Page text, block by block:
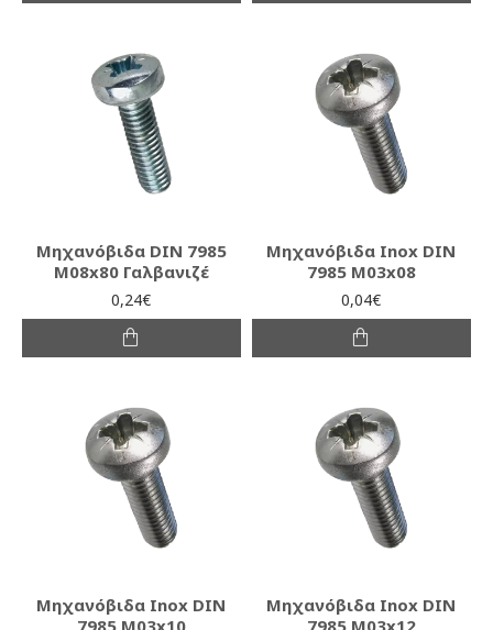
Μηχανόβιδα DIN 7985
M08x80 Γαλβανιζέ
0,24€
Μηχανόβιδα Inox DIN
7985 M03x08
0,04€
Μηχανόβιδα Inox DIN
7985 M03x10
Μηχανόβιδα Inox DIN
7985 M03x12